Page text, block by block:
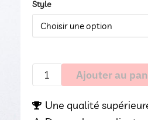
Style
Ajouter au
Une qualité